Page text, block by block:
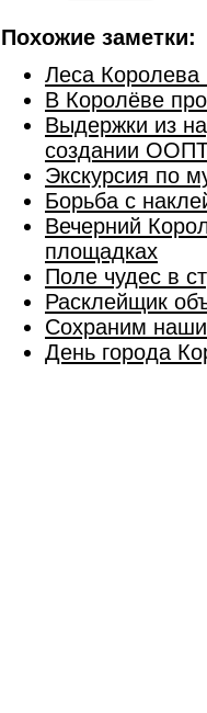
Похожие заметки:
Леса
В Королёве
Выдержки из
создании ООПТ
Экскурсия по
Борьба с
Вечерний
площадках
Поле чудес в
Расклейщик
Сохраним
День города